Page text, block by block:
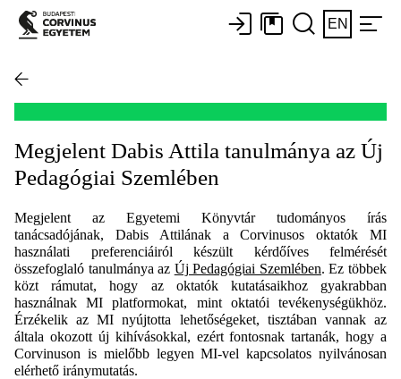
EN
Megjelent Dabis Attila tanulmánya az Új
Pedagógiai Szemlében
Megjelent az Egyetemi Könyvtár tudományos írás
tanácsadójának, Dabis Attilának a Corvinusos oktatók MI
használati preferenciáiról készült kérdőíves felmérését
összefoglaló tanulmánya az Új Pedagógiai Szemlében. Ez többek
közt rámutat, hogy az oktatók kutatásaikhoz gyakrabban
használnak MI platformokat, mint oktatói tevékenységükhöz.
Érzékelik az MI nyújtotta lehetőségeket, tisztában vannak az
általa okozott új kihívásokkal, ezért fontosnak tartanák, hogy a
Corvinuson is mielőbb legyen MI-vel kapcsolatos nyilvánosan
elérhető iránymutatás.